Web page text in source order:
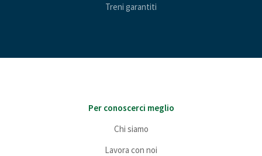
Treni garantiti
Per conoscerci meglio
Chi siamo
Lavora con noi